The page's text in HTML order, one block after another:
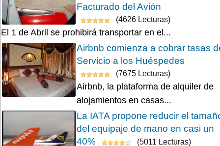
Facturado del Avión
(4626 Lecturas)
El 1 de Abril se prohibirá transportar en el...
Airbnb comienza a cobrar tasas
Servicio a los Huéspedes
(7675 Lecturas)
Airbnb, la plataforma de alquiler de
alojamientos en casas...
La IATA propone reducir el
del equipaje de mano en casi un
40%
(5011 Lecturas)